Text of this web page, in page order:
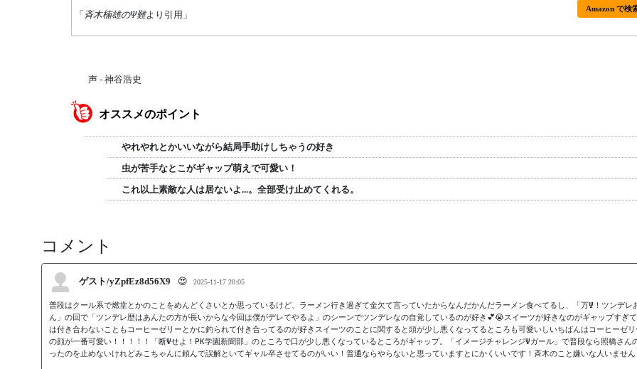
「 斉木楠雄のΨ難より引用」
Amazon で検
声 - 神谷浩史
オススメのポイント
やれやれとかいいながら結局手助けしちゃうの好き
虫が苦手なとこがギャップ萌えで可愛い！
これ以上素敵な人は居ないよ...。全部受け止めてくれる。
コメント
ゲスト/yZpfEz8d56X9 😍 2025-11-17 20:05
普段はクール系で燃堂とかのことをめんどくさいとか思っているけど、ラーメン行き過ぎて金欠て言っていたからなんだかんだラーメン食べてるし、「万Ψ！ツンデレ
ん」の回で「ツンデレ歴はあんたの方が長いからな今回は僕がデレてやるよ」のシーンでツンデレなの自覚しているのが好き︎💕︎😭スイーツが好きなのがギャップすぎ
は付き合わないこともコーヒーゼリーとかに釣られて付き合ってるのが好きスイーツのことに関すると頭が少し悪くなってるところも可愛いしいちばんはコーヒーゼ
の顔が一番可愛い！！！！！「断Ψせよ！PK学園新聞部」のところで口が少し悪くなっているところがギャップ。「イメージチャレンジΨガール」で普段なら照橋さん
ったのを止めないけれどみこちゃんに頼んで誤解といてギャル卒させてるのがいい！普通ならやらないと思っていますとにかくいいです！斉木のこと嫌いな人いませ